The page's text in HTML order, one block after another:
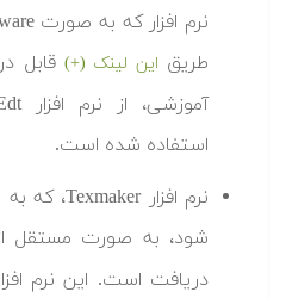
طریق این لینک (+) قابل
استفاده شده است.
شود، به صورت مستقل
دریافت است. این نرم